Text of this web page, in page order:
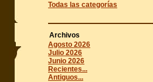
Todas las categorías
Archivos
Agosto 2026
Julio 2026
Junio 2026
Recientes...
Antiguos...